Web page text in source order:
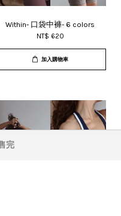
完
Within- 口袋中褲- 6 colors
NT$ 620
加入購物車